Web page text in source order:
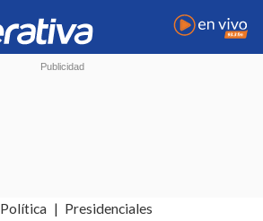
Política Presidenciales